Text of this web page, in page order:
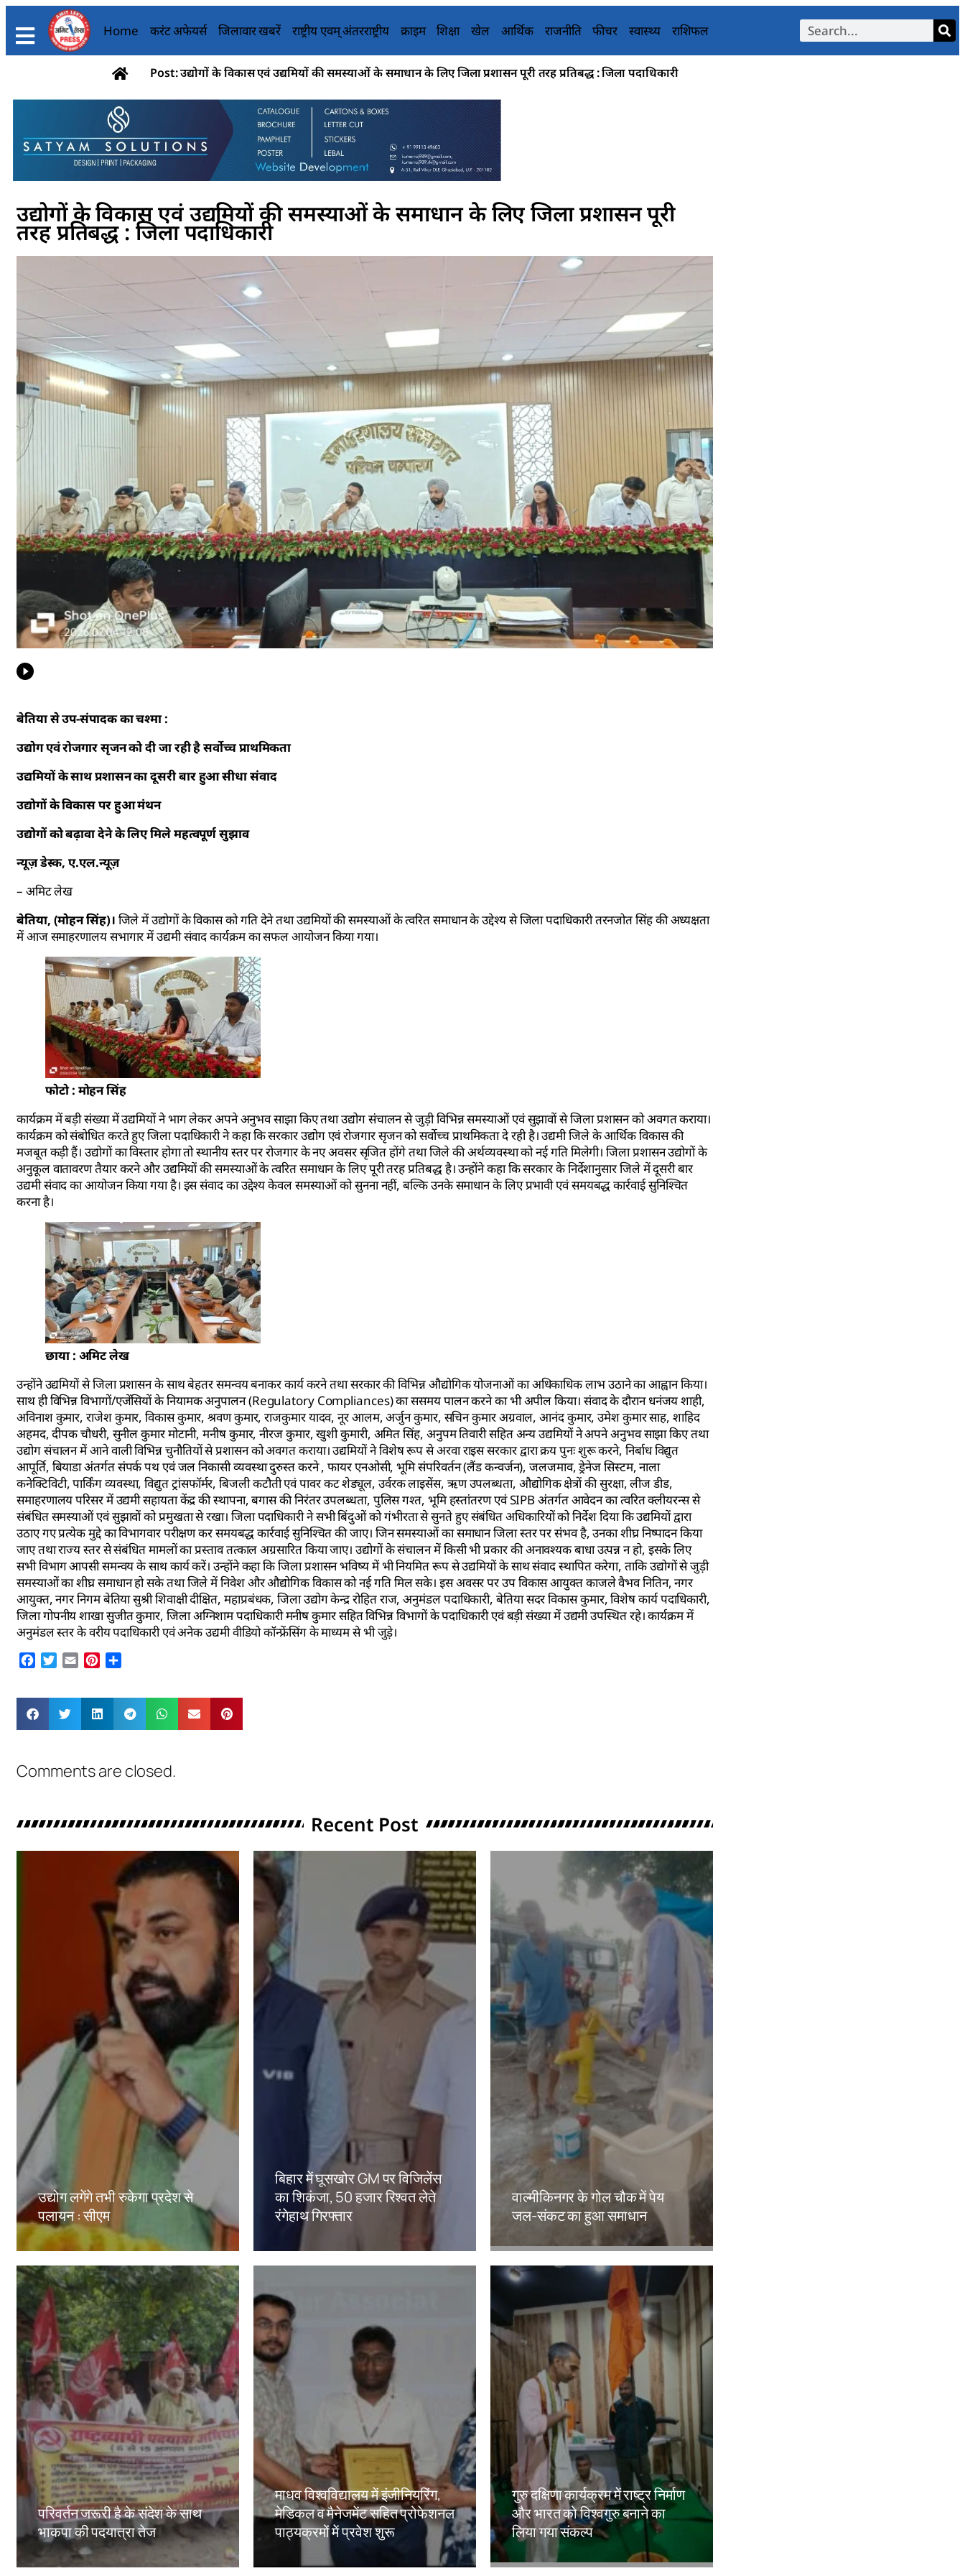
Home करंट अफेयर्स जिलावार खबरें राष्ट्रीय एवम् अंतरराष्ट्रीय क्राइम शिक्षा खेल आर्थिक राजनीति फीचर स्वास्थ्य राशिफल
Post: उद्योगों के विकास एवं उद्यमियों की समस्याओं के समाधान के लिए जिला प्रशासन पूरी तरह प्रतिबद्ध : जिला पदाधिकारी
उद्योगों के विकास एवं उद्यमियों की समस्याओं के समाधान के लिए जिला प्रशासन पूरी
तरह प्रतिबद्ध : जिला पदाधिकारी
बेतिया से उप-संपादक का चश्मा :
उद्योग एवं रोजगार सृजन को दी जा रही है सर्वाेच्च प्राथमिकता
उद्यमियों के साथ प्रशासन का दूसरी बार हुआ सीधा संवाद
उद्योगों के विकास पर हुआ मंथन
उद्योगों को बढ़ावा देने के लिए मिले महत्वपूर्ण सुझाव
न्यूज़ डेस्क, ए.एल.न्यूज़
– अमिट लेख
बेतिया, (मोहन सिंह)। जिले में उद्योगों के विकास को गति देने तथा उद्यमियों की समस्याओं के त्वरित समाधान के उद्देश्य से जिला पदाधिकारी तरनजोत सिंह की अध्यक्षता
में आज समाहरणालय सभागार में उद्यमी संवाद कार्यक्रम का सफल आयोजन किया गया।
फोटो : मोहन सिंह
कार्यक्रम में बड़ी संख्या में उद्यमियों ने भाग लेकर अपने अनुभव साझा किए तथा उद्योग संचालन से जुड़ी विभिन्न समस्याओं एवं सुझावों से जिला प्रशासन को अवगत कराया।
कार्यक्रम को संबोधित करते हुए जिला पदाधिकारी ने कहा कि सरकार उद्योग एवं रोजगार सृजन को सर्वाेच्च प्राथमिकता दे रही है। उद्यमी जिले के आर्थिक विकास की
मजबूत कड़ी हैं। उद्योगों का विस्तार होगा तो स्थानीय स्तर पर रोजगार के नए अवसर सृजित होंगे तथा जिले की अर्थव्यवस्था को नई गति मिलेगी। जिला प्रशासन उद्योगों के
अनुकूल वातावरण तैयार करने और उद्यमियों की समस्याओं के त्वरित समाधान के लिए पूरी तरह प्रतिबद्ध है। उन्होंने कहा कि सरकार के निर्देशानुसार जिले में दूसरी बार
उद्यमी संवाद का आयोजन किया गया है। इस संवाद का उद्देश्य केवल समस्याओं को सुनना नहीं, बल्कि उनके समाधान के लिए प्रभावी एवं समयबद्ध कार्रवाई सुनिश्चित
करना है।
छाया : अमिट लेख
उन्होंने उद्यमियों से जिला प्रशासन के साथ बेहतर समन्वय बनाकर कार्य करने तथा सरकार की विभिन्न औद्योगिक योजनाओं का अधिकाधिक लाभ उठाने का आह्वान किया।
साथ ही विभिन्न विभागों/एजेंसियों के नियामक अनुपालन (Regulatory Compliances) का ससमय पालन करने का भी अपील किया। संवाद के दौरान धनंजय शाही,
अविनाश कुमार, राजेश कुमार, विकास कुमार, श्रवण कुमार, राजकुमार यादव, नूर आलम, अर्जुन कुमार, सचिन कुमार अग्रवाल, आनंद कुमार, उमेश कुमार साह, शाहिद
अहमद, दीपक चौधरी, सुनील कुमार मोटानी, मनीष कुमार, नीरज कुमार, खुशी कुमारी, अमित सिंह, अनुपम तिवारी सहित अन्य उद्यमियों ने अपने अनुभव साझा किए तथा
उद्योग संचालन में आने वाली विभिन्न चुनौतियों से प्रशासन को अवगत कराया। उद्यमियों ने विशेष रूप से अरवा राइस सरकार द्वारा क्रय पुनः शुरू करने, निर्बाध विद्युत
आपूर्ति, बियाडा अंतर्गत संपर्क पथ एवं जल निकासी व्यवस्था दुरुस्त करने , फायर एनओसी, भूमि संपरिवर्तन (लैंड कन्वर्जन), जलजमाव, ड्रेनेज सिस्टम, नाला
कनेक्टिविटी, पार्किंग व्यवस्था, विद्युत ट्रांसफॉर्मर, बिजली कटौती एवं पावर कट शेड्यूल, उर्वरक लाइसेंस, ऋण उपलब्धता, औद्योगिक क्षेत्रों की सुरक्षा, लीज डीड,
समाहरणालय परिसर में उद्यमी सहायता केंद्र की स्थापना, बगास की निरंतर उपलब्धता, पुलिस गश्त, भूमि हस्तांतरण एवं SIPB अंतर्गत आवेदन का त्वरित क्लीयरन्स से
संबंधित समस्याओं एवं सुझावों को प्रमुखता से रखा। जिला पदाधिकारी ने सभी बिंदुओं को गंभीरता से सुनते हुए संबंधित अधिकारियों को निर्देश दिया कि उद्यमियों द्वारा
उठाए गए प्रत्येक मुद्दे का विभागवार परीक्षण कर समयबद्ध कार्रवाई सुनिश्चित की जाए। जिन समस्याओं का समाधान जिला स्तर पर संभव है, उनका शीघ्र निष्पादन किया
जाए तथा राज्य स्तर से संबंधित मामलों का प्रस्ताव तत्काल अग्रसारित किया जाए। उद्योगों के संचालन में किसी भी प्रकार की अनावश्यक बाधा उत्पन्न न हो, इसके लिए
सभी विभाग आपसी समन्वय के साथ कार्य करें। उन्होंने कहा कि जिला प्रशासन भविष्य में भी नियमित रूप से उद्यमियों के साथ संवाद स्थापित करेगा, ताकि उद्योगों से जुड़ी
समस्याओं का शीघ्र समाधान हो सके तथा जिले में निवेश और औद्योगिक विकास को नई गति मिल सके। इस अवसर पर उप विकास आयुक्त काजले वैभव नितिन, नगर
आयुक्त, नगर निगम बेतिया सुश्री शिवाक्षी दीक्षित, महाप्रबंधक, जिला उद्योग केन्द्र रोहित राज, अनुमंडल पदाधिकारी, बेतिया सदर विकास कुमार, विशेष कार्य पदाधिकारी,
जिला गोपनीय शाखा सुजीत कुमार, जिला अग्निशाम पदाधिकारी मनीष कुमार सहित विभिन्न विभागों के पदाधिकारी एवं बड़ी संख्या में उद्यमी उपस्थित रहे। कार्यक्रम में
अनुमंडल स्तर के वरीय पदाधिकारी एवं अनेक उद्यमी वीडियो कॉन्फ्रेंसिंग के माध्यम से भी जुड़े।
Facebook
Twitter
Email Pinterest
Comments are closed.
Recent Post
उद्योग लगेंगे तभी रुकेगा प्रदेश से
पलायन : सीएम
Amit Lekh
बिहार में घूसखोर GM पर विजिलेंस
का शिकंजा, 50 हजार रिश्वत लेते
रंगेहाथ गिरफ्तार
Amit Lekh
वाल्मीकिनगर के गोल चौक में पेय
जल-संकट का हुआ समाधान
परिवर्तन जरूरी है के संदेश के साथ
भाकपा की पदयात्रा तेज
Amit Lekh
माधव विश्वविद्यालय में इंजीनियरिंग,
मेडिकल व मैनेजमेंट सहित प्रोफेशनल
पाठ्यक्रमों में प्रवेश शुरू
गुरु दक्षिणा कार्यक्रम में राष्ट्र निर्माण
और भारत को विश्वगुरु बनाने का
लिया गया संकल्प
Amit Lekh